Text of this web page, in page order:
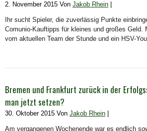
2. November 2015 Von Jakob Rhein
Ihr sucht Spieler, die zuverlässig Punkte
Comunio-Kauftipps für kleines und großes Geld.
vom aktuellen Team der Stunde und ein HSV-
Bremen und Frankfurt zurück in der
man jetzt setzen?
30. Oktober 2015 Von Jakob Rhein
Am vergangenen Wochenende war es endlich